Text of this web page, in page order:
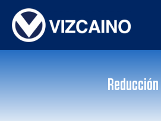
Reducción